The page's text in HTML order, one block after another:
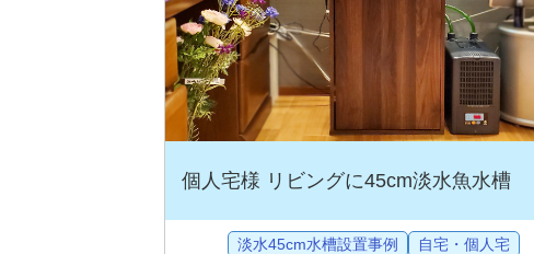
個人宅様 リビングに45cm淡水魚水槽
淡水45cm水槽設置事例 自宅・個人宅